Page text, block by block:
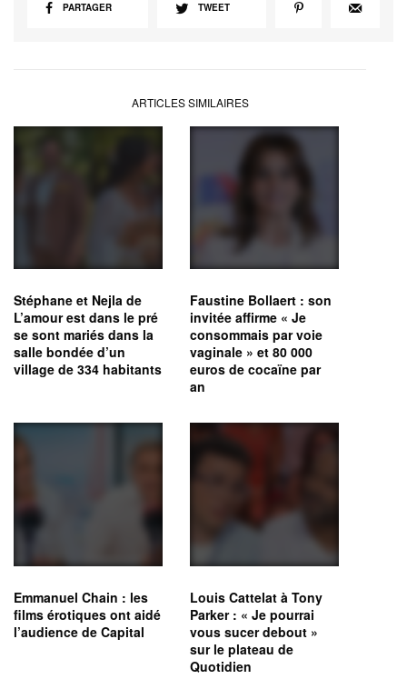
PARTAGER TWEET
ARTICLES SIMILAIRES
Stéphane et Nejla de
L’amour est dans le pré
se sont mariés dans la
salle bondée d’un
village de 334 habitants
Faustine Bollaert : son
invitée affirme « Je
consommais par voie
vaginale » et 80 000
euros de cocaïne par
an
Emmanuel Chain : les
films érotiques ont aidé
l’audience de Capital
Louis Cattelat à Tony
Parker : « Je pourrai
vous sucer debout »
sur le plateau de
Quotidien